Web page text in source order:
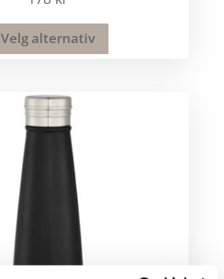
Velg alternativ